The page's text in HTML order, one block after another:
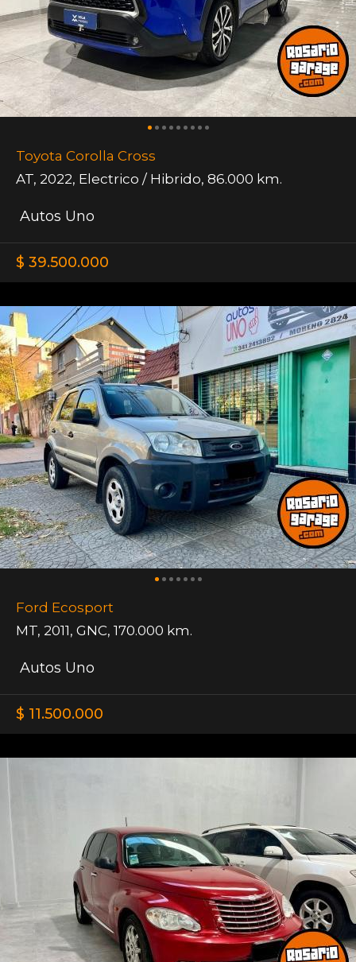
Toyota Corolla Cross
AT, 2022, Electrico / Hibrido, 86.000 km.
Autos Uno
$ 39.500.000
Ford Ecosport
MT, 2011, GNC, 170.000 km.
Autos Uno
$ 11.500.000